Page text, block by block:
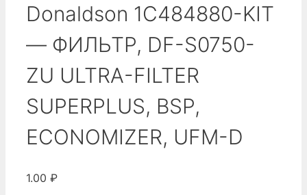
Donaldson 1C484880-KIT
— ФИЛЬТР, DF-S0750-
ZU ULTRA-FILTER
SUPERPLUS, BSP,
ECONOMIZER, UFM-D
1.00 ₽